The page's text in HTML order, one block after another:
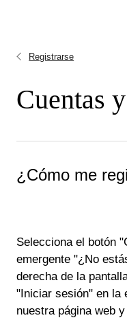
Registrarse
Cuentas
¿Cómo me
Selecciona el botón
emergente "¿No
derecha de la
"Iniciar sesión" en la
nuestra página web